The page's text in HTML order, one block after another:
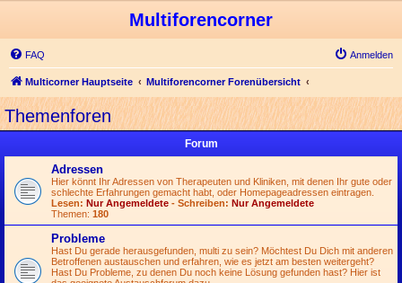
Multiforencorner
FAQ Anmelden
Multicorner Hauptseite Multiforencorner Forenübersicht
Themenforen
Forum
Adressen
Hier könnt Ihr Adressen von Therapeuten und Kliniken, mit denen Ihr gute oder
schlechte Erfahrungen gemacht habt, oder Homepageadressen eintragen.
Lesen: Nur Angemeldete - Schreiben: Nur Angemeldete
Themen: 180
Probleme
Hast Du gerade herausgefunden, multi zu sein? Möchtest Du Dich mit anderen
Betroffenen austauschen und erfahren, wie es jetzt am besten weitergeht?
Hast Du Probleme, zu denen Du noch keine Lösung gefunden hast? Hier ist